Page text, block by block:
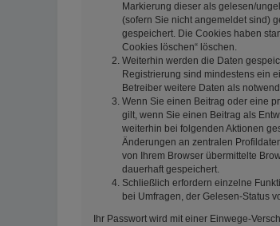
Markierung dieser als gelesen/
(sofern Sie nicht angemeldet sind)
gespeichert. Die Cookies haben
Cookies löschen“ löschen.
Weiterhin werden die Daten
Registrierung sind mindestens ein
Betreiber weitere Daten als
Wenn Sie einen Beitrag oder eine
gilt, wenn Sie einen Beitrag als
weiterhin bei folgenden Aktionen
Änderungen an zentralen
von Ihrem Browser übermittelte
dauerhaft gespeichert.
Schließlich erfordern einzelne
bei Umfragen, der Gelesen-Status
Ihr Passwort wird mit einer Einwege-